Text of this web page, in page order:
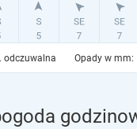
odczuwalna Opady w mm: